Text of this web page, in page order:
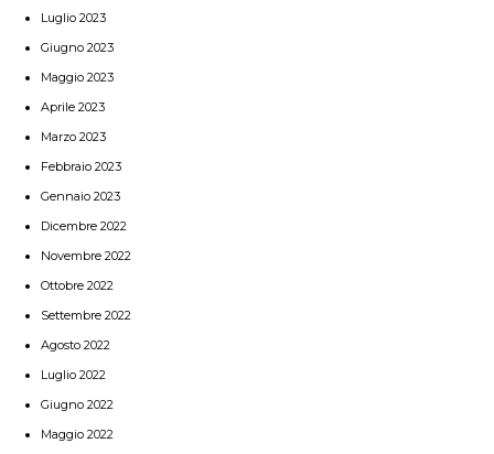
Luglio 2023
Giugno 2023
Maggio 2023
Aprile 2023
Marzo 2023
Febbraio 2023
Gennaio 2023
Dicembre 2022
Novembre 2022
Ottobre 2022
Settembre 2022
Agosto 2022
Luglio 2022
Giugno 2022
Maggio 2022